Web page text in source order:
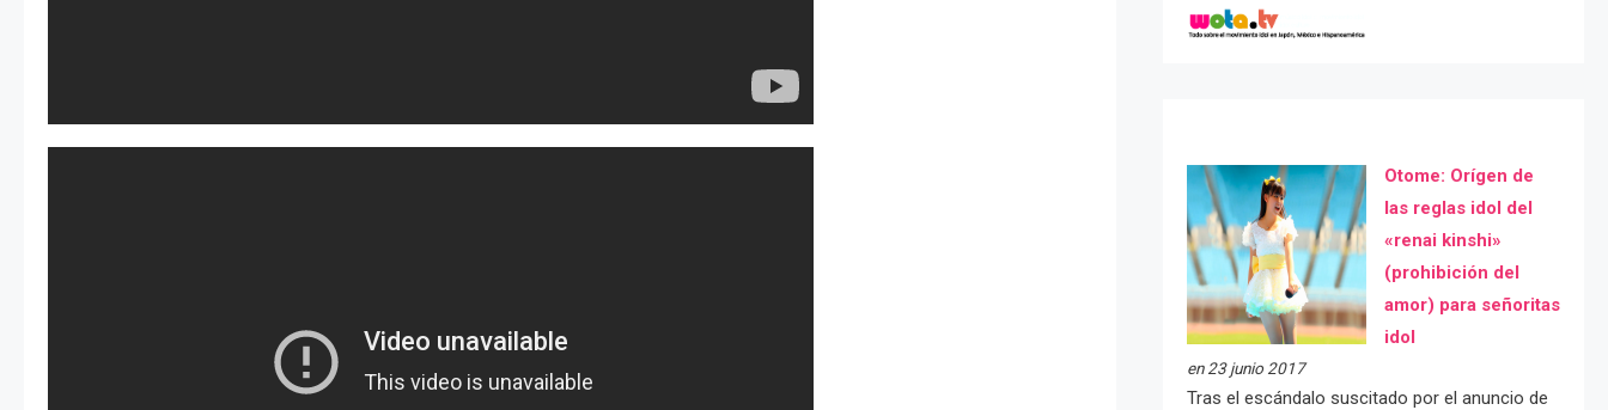
Otome: Orígen de
las reglas idol del
«renai kinshi»
(prohibición del
amor) para señoritas
idol
en 23 junio 2017
Tras el escándalo suscitado por el anuncio de